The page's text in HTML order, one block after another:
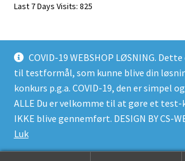
Last 7 Days Visits: 825
© MEGA-SHOP 2020 2026
Handelsbetingelser
Designet med
WooCommerce.
COVID-19 WEBSHOP LØSNING.
til testformål, som kunne blive din
konkurs p.g.a. COVID-19, den er simpel
ALLE Du er velkomme til at gøre et test-
IKKE blive gennemført. DESIGN BY CS-
Luk